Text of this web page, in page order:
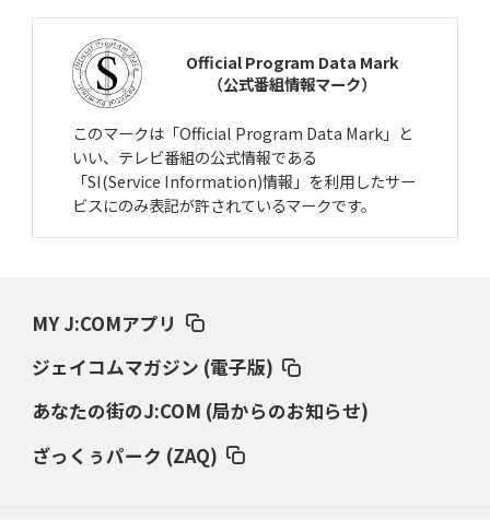
Official Program Data Mark
（公式番組情報マーク）
このマークは「Official Program Data Mark」と
いい、テレビ番組の公式情報である
「SI(Service Information)情報」を利用したサー
ビスにのみ表記が許されているマークです。
MY J:COMアプリ
ジェイコムマガジン (電子版)
あなたの街のJ:COM (局からのお知らせ)
ざっくぅパーク (ZAQ)